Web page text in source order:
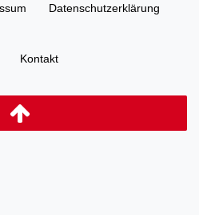
Daten­schutz­erklärung
Kontakt